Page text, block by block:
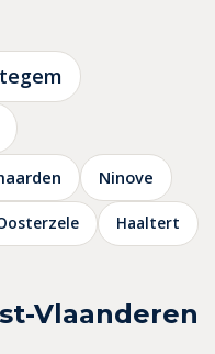
Ninove
Haaltert
Vlaanderen